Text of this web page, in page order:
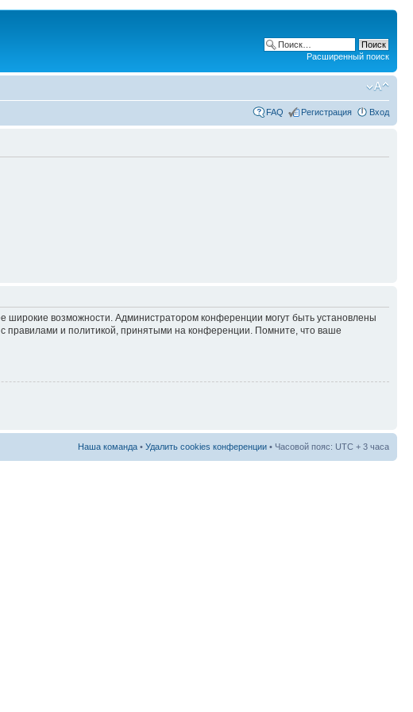
Расширенный поиск
FAQ Регистрация Вход
широкие возможности. Администратором конференции могут быть установлены
правилами и политикой, принятыми на конференции. Помните, что ваше
Наша команда • Удалить cookies конференции • Часовой пояс: UTC + 3 часа